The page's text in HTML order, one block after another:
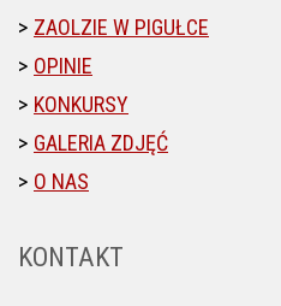
ZAOLZIE W PIGUŁCE
OPINIE
KONKURSY
GALERIA ZDJĘĆ
O NAS
KONTAKT